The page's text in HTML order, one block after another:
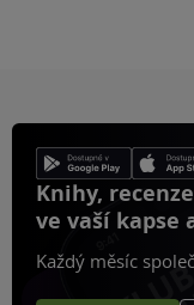
Knihy,
ve vaší kapse
Každý měsíc